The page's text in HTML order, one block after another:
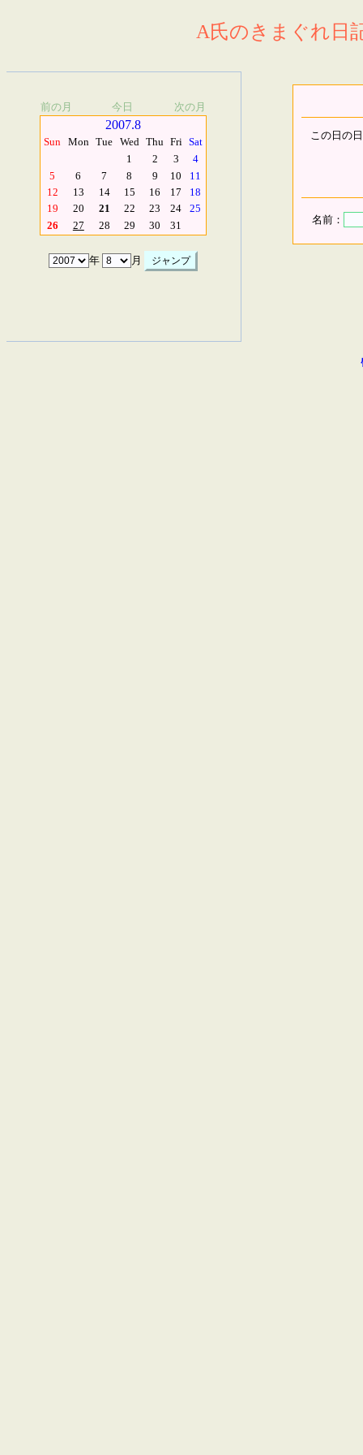
A氏のきまぐれ日
前の月 今日 次の月
2007.8
Sun Mon Tue Wed Thu Fri Sat
1
2 3
4
5
6 7 8 9 10
11
12
13 14 15 16 17
18
19
20 21 22 23 24
25
26
27 28 29 30 31
年 月
この日の
名前：